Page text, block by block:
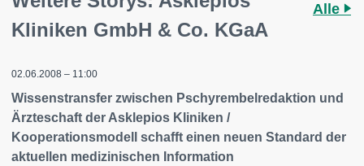
Kliniken GmbH & Co. KGaA
Alle
02.06.2008 – 11:00
Wissenstransfer zwischen Pschyrembelredaktion und
Ärzteschaft der Asklepios Kliniken /
Kooperationsmodell schafft einen neuen Standard der
aktuellen medizinischen Information